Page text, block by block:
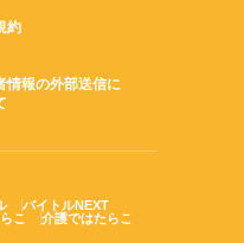
約
情報の外部送信に
バイトルNEXT
こ 介護ではたらこ